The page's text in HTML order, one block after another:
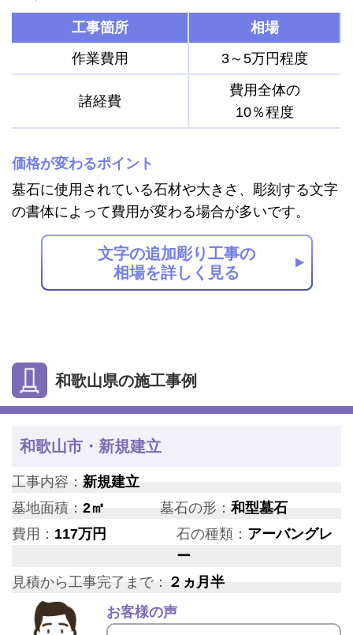
工事箇所
相場
作業費用
3～5万円程度
諸経費
費用全体の
10％程度
価格が変わるポイント
墓石に使用されている石材や大きさ、彫刻する文字
の書体によって費用が変わる場合が多いです。
文字の追加彫り工事の
相場を詳しく見る
和歌山県の施工事例
和歌山市・新規建立
工事内容： 新規建立
墓地面積： 2㎡ 墓石の形：和型墓石
費用： 117万円 石の種類： アーバングレ
ー
見積から工事完了まで： ２ヵ月半
お客様の声